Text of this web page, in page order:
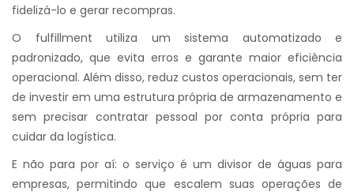
fidelizá-lo e gerar recompras.
O fulfillment utiliza um sistema automatizado e
padronizado, que evita erros e garante maior eficiência
operacional. Além disso, reduz custos operacionais, sem ter
de investir em uma estrutura própria de armazenamento e
sem precisar contratar pessoal por conta própria para
cuidar da logística.
E não para por aí: o serviço é um divisor de águas para
empresas, permitindo que escalem suas operações de